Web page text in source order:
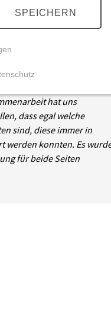
Firma bwe ist immer sehr
Aufgrund der
hat uns
dass egal welche
sind, diese immer in
werden konnten. Es
für beide Seiten
SPEICHERN
grundlegende
Funktion